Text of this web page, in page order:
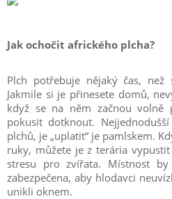
Jak ochočit afrického plcha?
Plch potřebuje nějaký čas,
Jakmile si je přinesete domů,
když se na něm začnou volně
pokusit dotknout.
plchů, je „uplatit“ je pamlskem.
ruky, můžete je z terária
stresu pro zvířata. Místnost
zabezpečena, aby hlodavci
unikli oknem.